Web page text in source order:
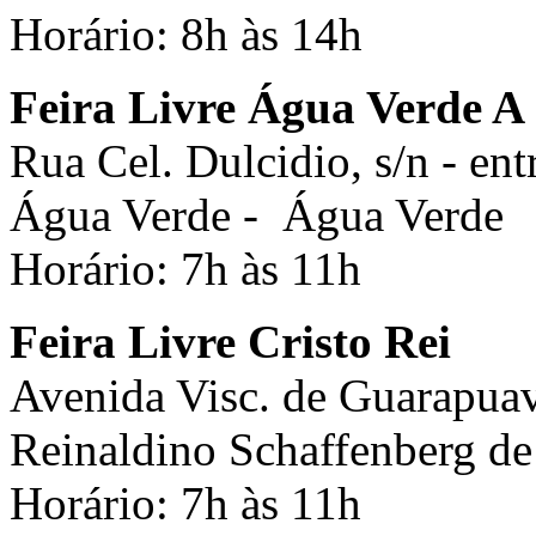
Horário: 8h às 14h
Feira Livre Água Verde A
Rua Cel. Dulcidio, s/n -
Água Verde - Água Verde
Horário: 7h às 11h
Feira Livre Cristo Rei
Avenida Visc. de
Reinaldino Schaffenberg
Horário: 7h às 11h